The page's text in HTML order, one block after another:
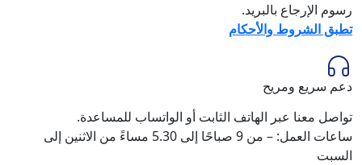
رسوم الإرجاع بالبريد.
تطبق الشروط والأحكام
دعم سريع ومريح
تواصل معنا عبر الهاتف الثابت أو الواتساب للمساعدة.
ساعات العمل: – من 9 صباحًا إلى 5.30 مساءً من الاثنين إلى
السبت